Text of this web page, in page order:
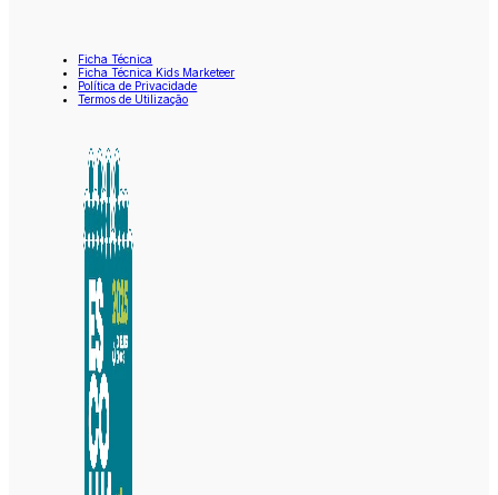
Ficha Técnica
Ficha Técnica Kids Marketeer
Política de Privacidade
Termos de Utilização